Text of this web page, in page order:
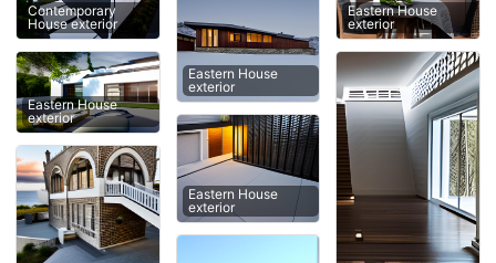
Contemporary
House exterior
Eastern House
exterior
Eastern House
exterior
Eastern House
exterior
Eastern House
exterior